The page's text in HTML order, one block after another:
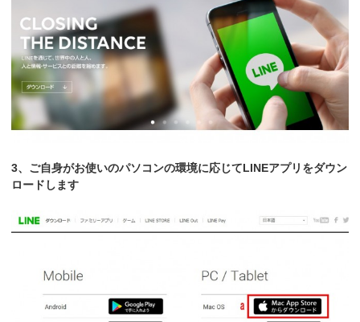
3、ご自身がお使いのパソコンの環境に応じてLINEアプリをダウン
ロードします